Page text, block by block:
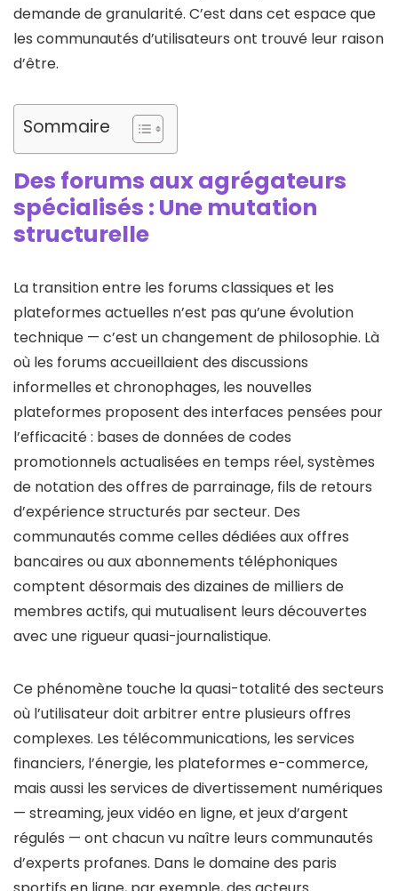
demande de granularité. C’est dans cet espace que
les communautés d’utilisateurs ont trouvé leur raison
d’être.
Sommaire
Des forums aux agrégateurs
spécialisés : Une mutation
structurelle
La transition entre les forums classiques et les
plateformes actuelles n’est pas qu’une évolution
technique — c’est un changement de philosophie. Là
où les forums accueillaient des discussions
informelles et chronophages, les nouvelles
plateformes proposent des interfaces pensées pour
l’efficacité : bases de données de codes
promotionnels actualisées en temps réel, systèmes
de notation des offres de parrainage, fils de retours
d’expérience structurés par secteur. Des
communautés comme celles dédiées aux offres
bancaires ou aux abonnements téléphoniques
comptent désormais des dizaines de milliers de
membres actifs, qui mutualisent leurs découvertes
avec une rigueur quasi-journalistique.
Ce phénomène touche la quasi-totalité des secteurs
où l’utilisateur doit arbitrer entre plusieurs offres
complexes. Les télécommunications, les services
financiers, l’énergie, les plateformes e-commerce,
mais aussi les services de divertissement numériques
— streaming, jeux vidéo en ligne, et jeux d’argent
régulés — ont chacun vu naître leurs communautés
d’experts profanes. Dans le domaine des paris